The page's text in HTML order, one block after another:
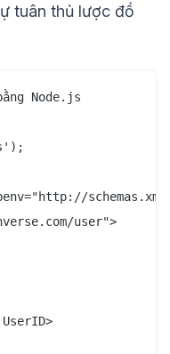
tuân thủ lược đồ
Node.js
user">